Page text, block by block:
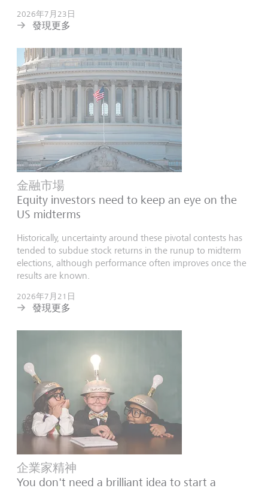
2026年7月23日
發現更多
金融市場
Equity investors need to keep an eye on the
US midterms
Historically, uncertainty around these pivotal contests has
tended to subdue stock returns in the runup to midterm
elections, although performance often improves once the
results are known.
2026年7月21日
發現更多
企業家精神
You don't need a brilliant idea to start a